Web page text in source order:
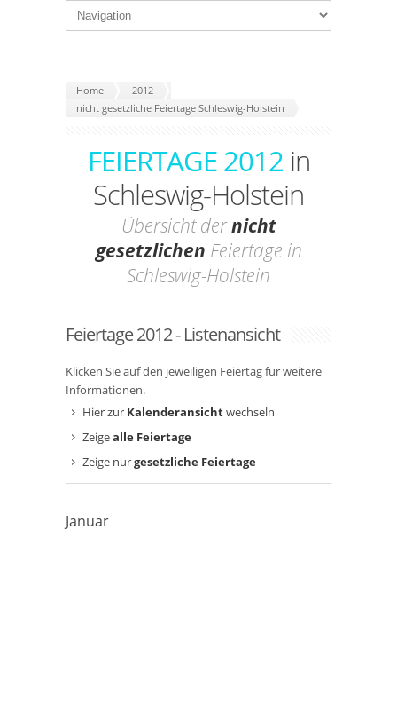
Home
2012
nicht gesetzliche Feiertage Schleswig-Holstein
FEIERTAGE 2012 in
Schleswig-Holstein
Übersicht dernicht
gesetzlichen Feiertage in
Schleswig-Holstein
Feiertage 2012 - Listenansicht
Klicken Sie auf den jeweiligen Feiertag für weitere
Informationen.
Hier zur Kalenderansichtwechseln
Zeigealle Feiertage
Zeige nurgesetzliche Feiertage
Januar